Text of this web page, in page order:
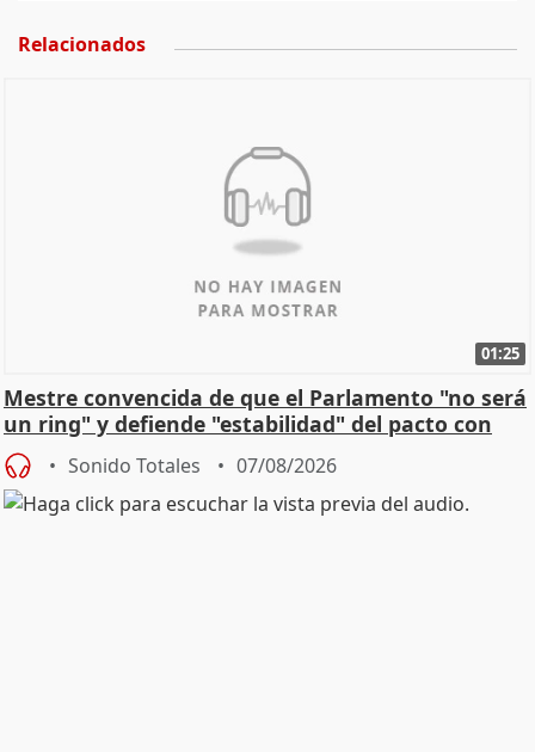
Relacionados
01:25
Mestre convencida de que el Parlamento "no será
un ring" y defiende "estabilidad" del pacto con
Vox
Sonido Totales 07/08/2026